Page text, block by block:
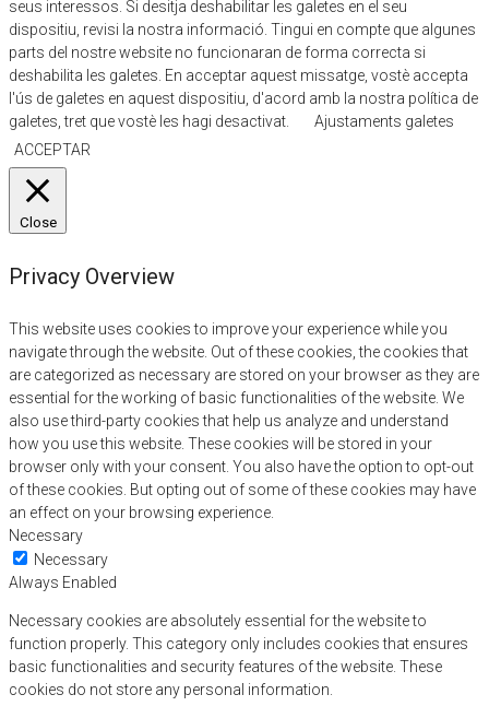
seus interessos. Si desitja deshabilitar les galetes en el seu
dispositiu, revisi la nostra informació. Tingui en compte que algunes
parts del nostre website no funcionaran de forma correcta si
deshabilita les galetes. En acceptar aquest missatge, vostè accepta
l'ús de galetes en aquest dispositiu, d'acord amb la nostra política de
galetes, tret que vostè les hagi desactivat.
Ajustaments galetes
ACCEPTAR
Close
Privacy Overview
This website uses cookies to improve your experience while you
navigate through the website. Out of these cookies, the cookies that
are categorized as necessary are stored on your browser as they are
essential for the working of basic functionalities of the website. We
also use third-party cookies that help us analyze and understand
how you use this website. These cookies will be stored in your
browser only with your consent. You also have the option to opt-out
of these cookies. But opting out of some of these cookies may have
an effect on your browsing experience.
Necessary
Necessary
Always Enabled
Necessary cookies are absolutely essential for the website to
function properly. This category only includes cookies that ensures
basic functionalities and security features of the website. These
cookies do not store any personal information.